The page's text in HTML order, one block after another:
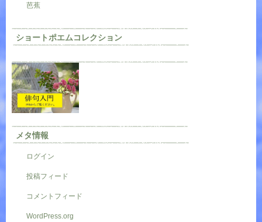
芭蕉
ショートポエムコレクション
メタ情報
ログイン
投稿フィード
コメントフィード
WordPress.org